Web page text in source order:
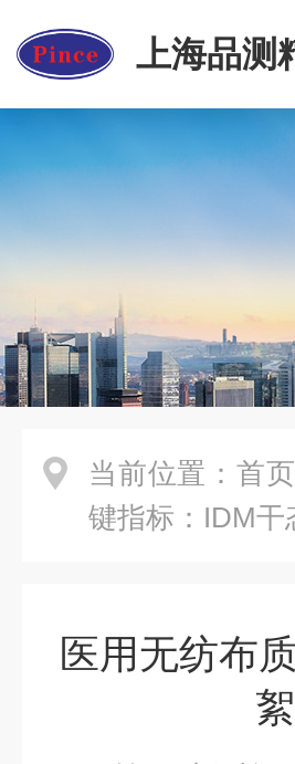
上海品测
当前位置： 首页
键指标：IDM
医用无纺布